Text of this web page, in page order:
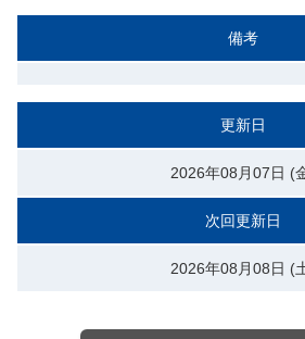
備考
更新日
2026年08月07日 (
次回更新日
2026年08月08日 (